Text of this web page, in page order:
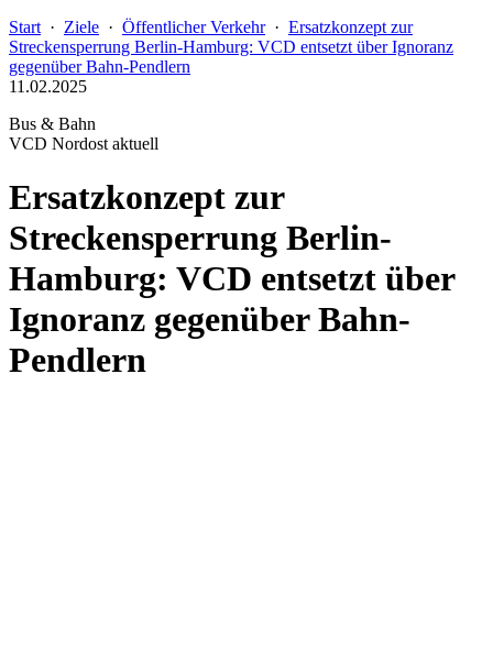
Start · Ziele · Öffentlicher Verkehr· Ersatzkonzept zur
Streckensperrung Berlin-Hamburg: VCD entsetzt über Ignoranz
gegenüber Bahn-Pendlern
11.02.2025
Bus & Bahn
VCD Nordost aktuell
Ersatzkonzept zur
Streckensperrung Berlin-
Hamburg: VCD entsetzt über
Ignoranz gegenüber Bahn-
Pendlern